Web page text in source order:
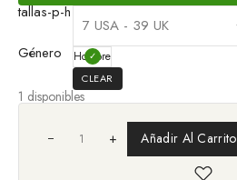
tallas-p-h
Género Hombre
CLEAR
1 disponibles
+ Añadir Al Carrito